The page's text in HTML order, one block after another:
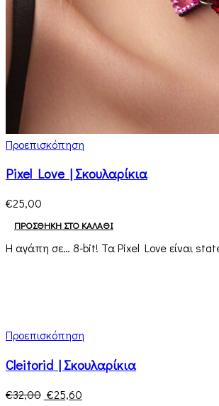
Προεπισκόπηση
Pixel Love | Σκουλαρίκια
€25,00
ΠΡΟΣΘΉΚΗ ΣΤΟ ΚΑΛΆΘΙ
Η αγάπη σε… 8-bit! Τα Pixel Love είναι
Προεπισκόπηση
Cleitorid | Σκουλαρίκια
€32,00 €25,60